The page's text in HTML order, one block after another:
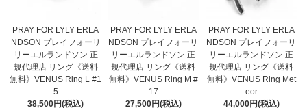
PRAY FOR LYLY ERLA
NDSON プレイフォーリ
リーエルランドソン 正
規代理店 リング《送料
無料》VENUS Ring L #1
5
38,500円(税込)
PRAY FOR LYLY ERLA
NDSON プレイフォーリ
リーエルランドソン 正
規代理店 リング《送料
無料》VENUS Ring M #
17
27,500円(税込)
PRAY FOR LYLY ERLA
NDSON プレイフォーリ
リーエルランドソン 正
規代理店 リング《送料
無料》VENUS Ring Met
eor
44,000円(税込)